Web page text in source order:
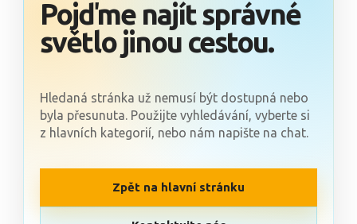
Pojďme najít správné
světlo jinou cestou.
Hledaná stránka už nemusí být dostupná nebo
byla přesunuta. Použijte vyhledávání, vyberte si
z hlavních kategorií, nebo nám napište na chat.
Zpět na hlavní stránku